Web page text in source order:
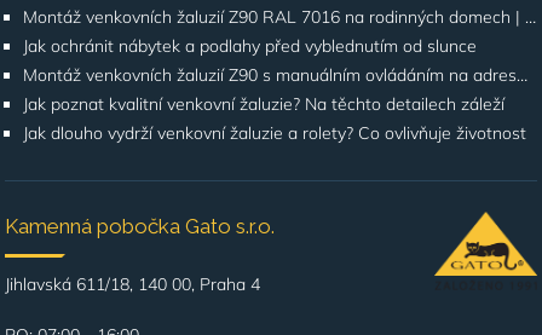
Montáž venkovních žaluzií Z90 RAL 7016 na rodinných domech | Případová studie
Jak ochránit nábytek a podlahy před vyblednutím od slunce
Montáž venkovních žaluzií Z90 s manuálním ovládáním na adrese Štúrova, Praha 4
Jak poznat kvalitní venkovní žaluzie? Na těchto detailech záleží
Jak dlouho vydrží venkovní žaluzie a rolety? Co ovlivňuje životnost
Kamenná pobočka Gato s.r.o.
Jihlavská 611/18, 140 00, Praha 4